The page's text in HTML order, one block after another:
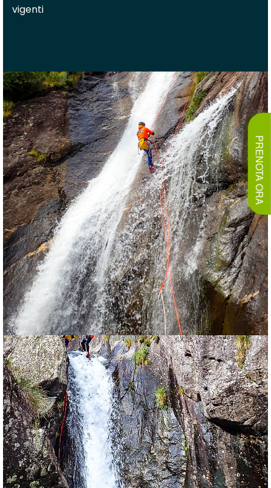
vigenti
PRENOTA ORA